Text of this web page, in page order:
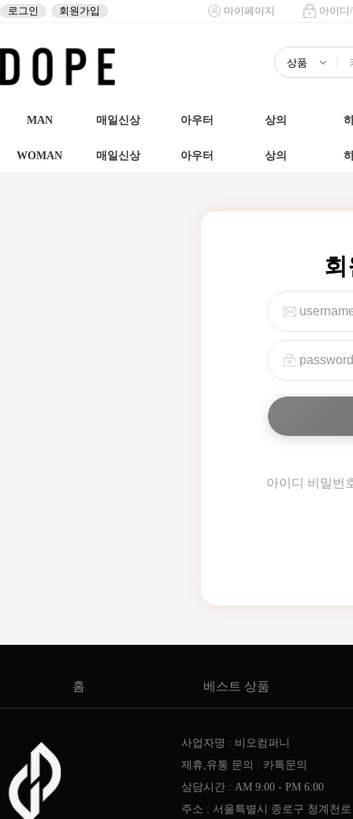
로그인 회원가입 마이페이지 아이디
MAN 매일신상 아우터 상의
WOMAN 매일신상 아우터 상의
아이디 비밀번
홈 베스트 상품
사업자명 : 비오컴퍼니
제휴,유통 문의 : 카톡문의
상담시간 : AM 9:00 - PM 6:00
주소 : 서울특별시 종로구 청계천로